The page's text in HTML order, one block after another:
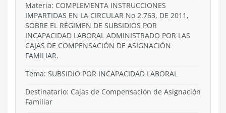
Materia: COMPLEMENTA INSTRUCCIONES
IMPARTIDAS EN LA CIRCULAR No 2.763, DE 2011,
SOBRE EL RÉGIMEN DE SUBSIDIOS POR
INCAPACIDAD LABORAL ADMINISTRADO POR LAS
CAJAS DE COMPENSACIÓN DE ASIGNACIÓN
FAMILIAR.
Tema: SUBSIDIO POR INCAPACIDAD LABORAL
Destinatario: Cajas de Compensación de Asignación
Familiar